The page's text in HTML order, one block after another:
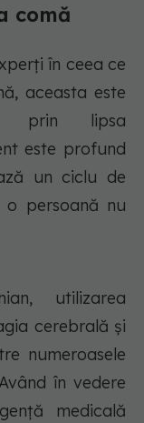
comă
în ceea ce
aceasta este
prin lipsa
este profund
un ciclu de
o persoană nu
utilizarea
cerebrală și
numeroasele
în vedere
medicală